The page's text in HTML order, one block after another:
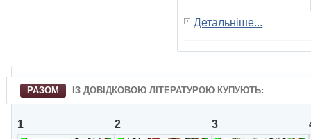
Детальніше...
РАЗОМ ІЗ ДОВІДКОВОЮ ЛІТЕРАТУРОЮ КУПУЮТЬ:
1 2 3